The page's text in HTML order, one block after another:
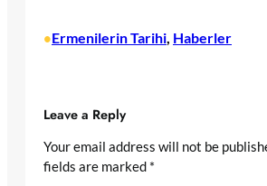
•Ermenilerin Tarihi, Haberler
Leave a Reply
Your email address will not be
fields are marked *